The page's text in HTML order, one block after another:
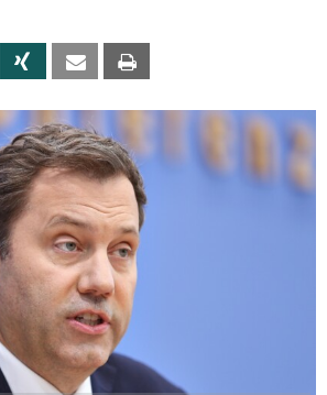
Linkedin Xing Email